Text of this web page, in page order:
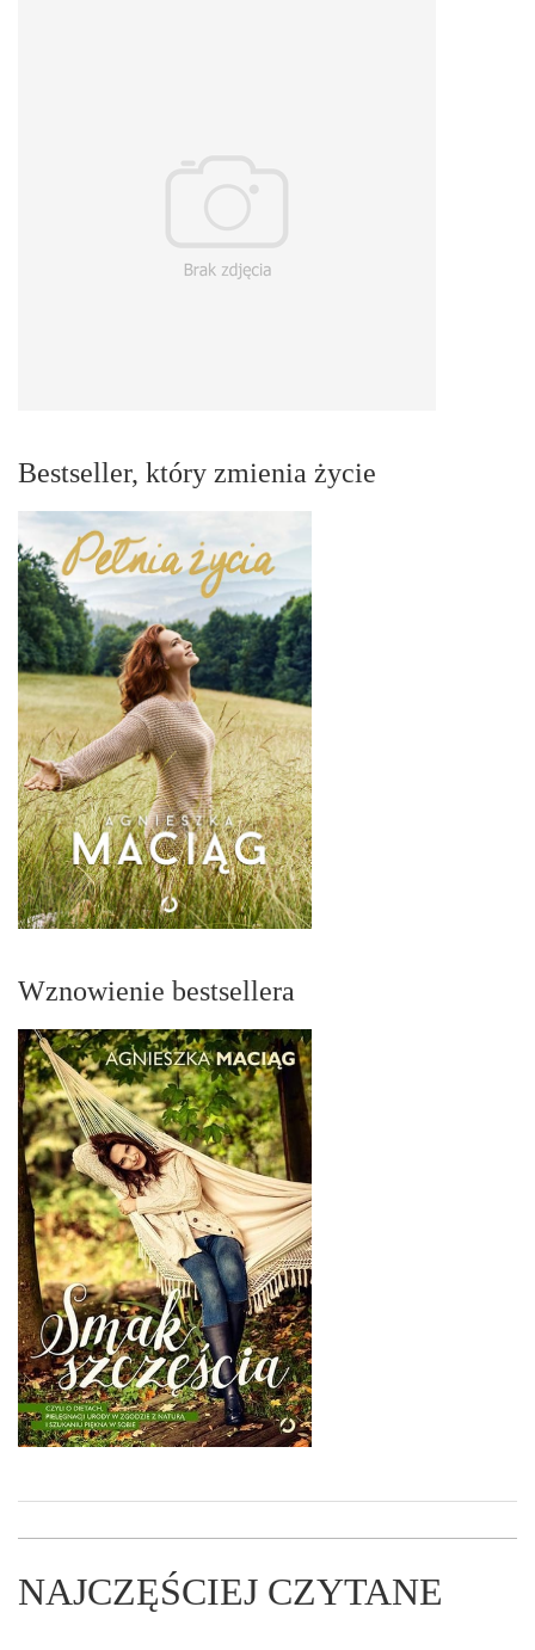
Bestseller, który zmienia życie
Wznowienie bestsellera
NAJCZĘŚCIEJ CZYTANE